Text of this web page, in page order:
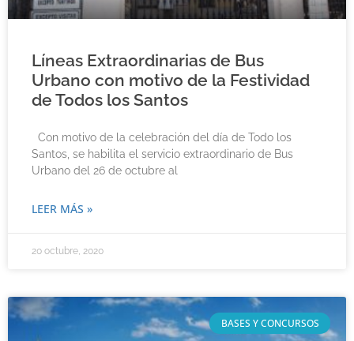
Líneas Extraordinarias de Bus
Urbano con motivo de la Festividad
de Todos los Santos
Con motivo de la celebración del día de Todo los
Santos, se habilita el servicio extraordinario de Bus
Urbano del 26 de octubre al
LEER MÁS »
20 octubre, 2020
BASES Y CONCURSOS